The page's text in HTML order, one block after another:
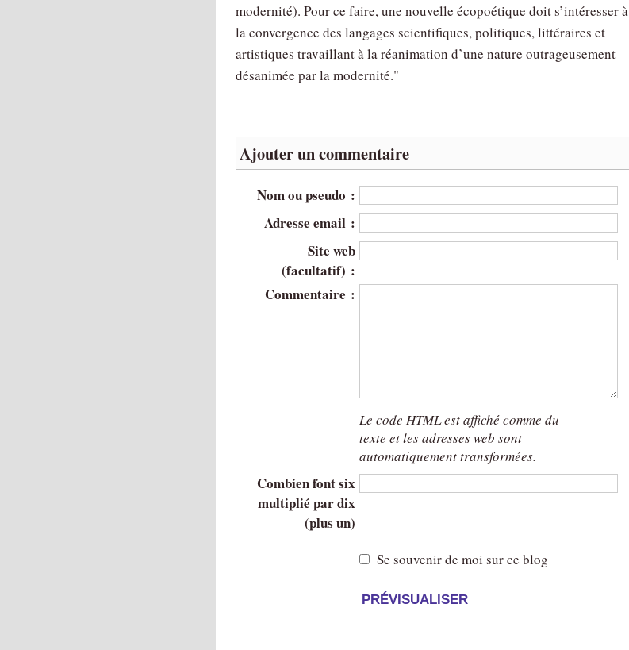
modernité). Pour ce faire, une nouvelle écopoétique doit s’intéresser à
la convergence des langages scientifiques, politiques, littéraires et
artistiques travaillant à la réanimation d’une nature outrageusement
désanimée par la modernité."
Ajouter un commentaire
Nom ou pseudo :
Adresse email :
Site web
(facultatif) :
Commentaire :
Le code HTML est affiché comme du
texte et les adresses web sont
automatiquement transformées.
Combien font six
multiplié par dix
(plus un)
Se souvenir de moi sur ce blog